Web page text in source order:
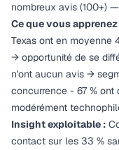
nombreux avis (100+)
Ce que vous apprenez
Texas ont en moyenne
→ opportunité de se
n'ont aucun avis →
concurrence - 67 %
modérément
Insight exploitable :
contact sur les 33 %